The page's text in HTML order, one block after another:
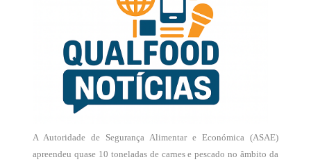
A Autoridade de Segurança Alimentar e Económica (ASAE)
apreendeu quase 10 toneladas de carnes e pescado no âmbito da